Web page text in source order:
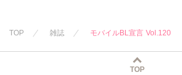
紅ヶ屋
TOP 雑誌 モバイルBL宣言 Vol.120
TOP